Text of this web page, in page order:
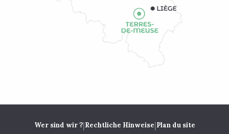
Wer sind wir ?|Rechtliche Hinweise|Plan du site